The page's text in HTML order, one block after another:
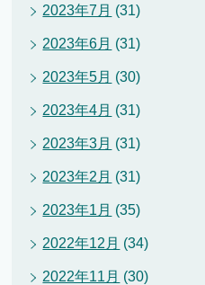
2023年7月 (31)
2023年6月 (31)
2023年5月 (30)
2023年4月 (31)
2023年3月 (31)
2023年2月 (31)
2023年1月 (35)
2022年12月 (34)
2022年11月 (30)